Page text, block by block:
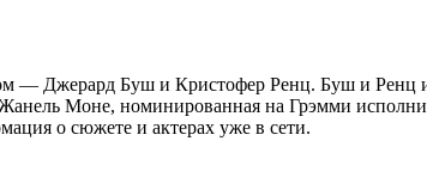
— Джерард Буш и Кристофер Ренц. Буш и Ренц
Моне, номинированная на Грэмми
о сюжете и актерах уже в сети.